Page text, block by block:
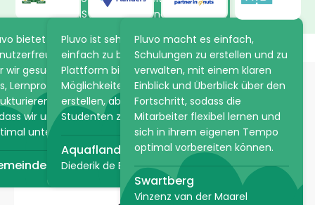
ARTIS in ihrem eigenen Tempo
Pflanzen im Park. Die Online-
Akademie spart ARTIS viel Zeit,
da praktische Informationen
im Voraus über Pluvo geteilt
werden können.
ARTIS
bietet die Flexibilität und
nach
wir gesucht haben. Es hilft
Lernprozesse einfach zu
und anzupassen,
wir unsere Mitarbeiter
unterstützen können.
Den Haag
Pluvo ist sehr intuitiv und
einfach zu bedienen. Die
Plattform bietet unzählige
Möglichkeiten, einen Kurs zu
erstellen, aber auch den
Studenten zu bewerten!
Aquaflandern
Diederik de Bruyn
Pluvo macht es einfach,
Schulungen zu erstellen und zu
verwalten, mit einem klaren
Einblick und Überblick über den
Fortschritt, sodass die
Mitarbeiter flexibel lernen und
sich in ihrem eigenen Tempo
optimal vorbereiten können.
Swartberg
Vinzenz van der Maarel
Sie möchten E-Learning,
Lehrvideo oder eine ganze
Lernlinie entwickeln lassen?